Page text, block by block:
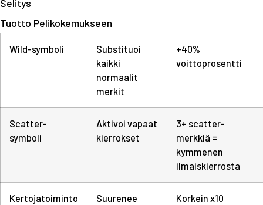
Selitys
Tuotto Pelikokemukseen
Wild-symboli
Substituoi
kaikki
normaalit
merkit
+40%
voittoprosentti
Scatter-
symboli
Aktivoi vapaat
kierrokset
3+ scatter-
merkkiä =
kymmenen
ilmaiskierrosta
Kertojatoiminto
Suurenee
Korkein x10